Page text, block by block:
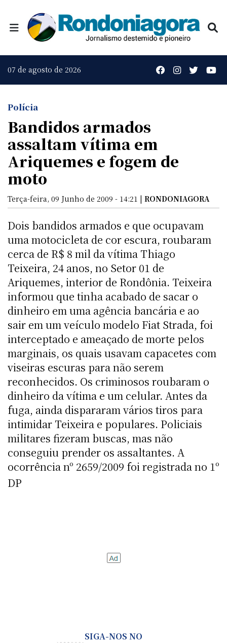
07 de agosto de 2026
Polícia
Bandidos armados
assaltam vítima em
Ariquemes e fogem de
moto
Terça-feira, 09 Junho de 2009 - 14:21 | RONDONIAGORA
Dois bandidos armados e que ocupavam
uma motocicleta de cor escura, roubaram
cerca de R$ 8 mil da vítima Thiago
Teixeira, 24 anos, no Setor 01 de
Ariquemes, interior de Rondônia. Teixeira
informou que tinha acabado de sacar o
dinheiro em uma agência bancária e ao
sair em um veículo modelo Fiat Strada, foi
interceptado e ameaçado de morte pelos
marginais, os quais usavam capacetes com
viseiras escuras para não serem
reconhecidos. Os criminosos roubaram o
dinheiro da vítima e um celular. Antes da
fuga, ainda dispararam vários tiros para
intimidar Teixeira e populares. Policiais
militares fizeram buscas, mas não
conseguiu prender os assaltantes. A
ocorrência nº 2659/2009 foi registrada no 1º
DP
SIGA-NOS NO